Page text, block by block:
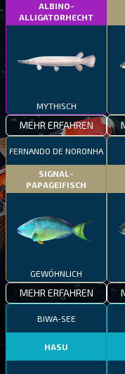
ALBINO-
ALLIGATORHECHT
MYTHISCH
MEHR ERFAHREN
FERNANDO DE NORONHA
SIGNAL-
PAPAGEIFISCH
GEWÖHNLICH
MEHR ERFAHREN
BIWA-SEE
HASU